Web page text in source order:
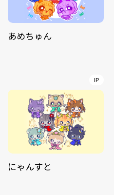
あめちゅん
IP
にゃんすと